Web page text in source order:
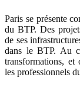
Paris se présente
du BTP. Des
de ses
dans le BTP. Au
transformations, et
les professionnels